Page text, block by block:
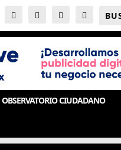
OBSERVATORIO CIUDADANO